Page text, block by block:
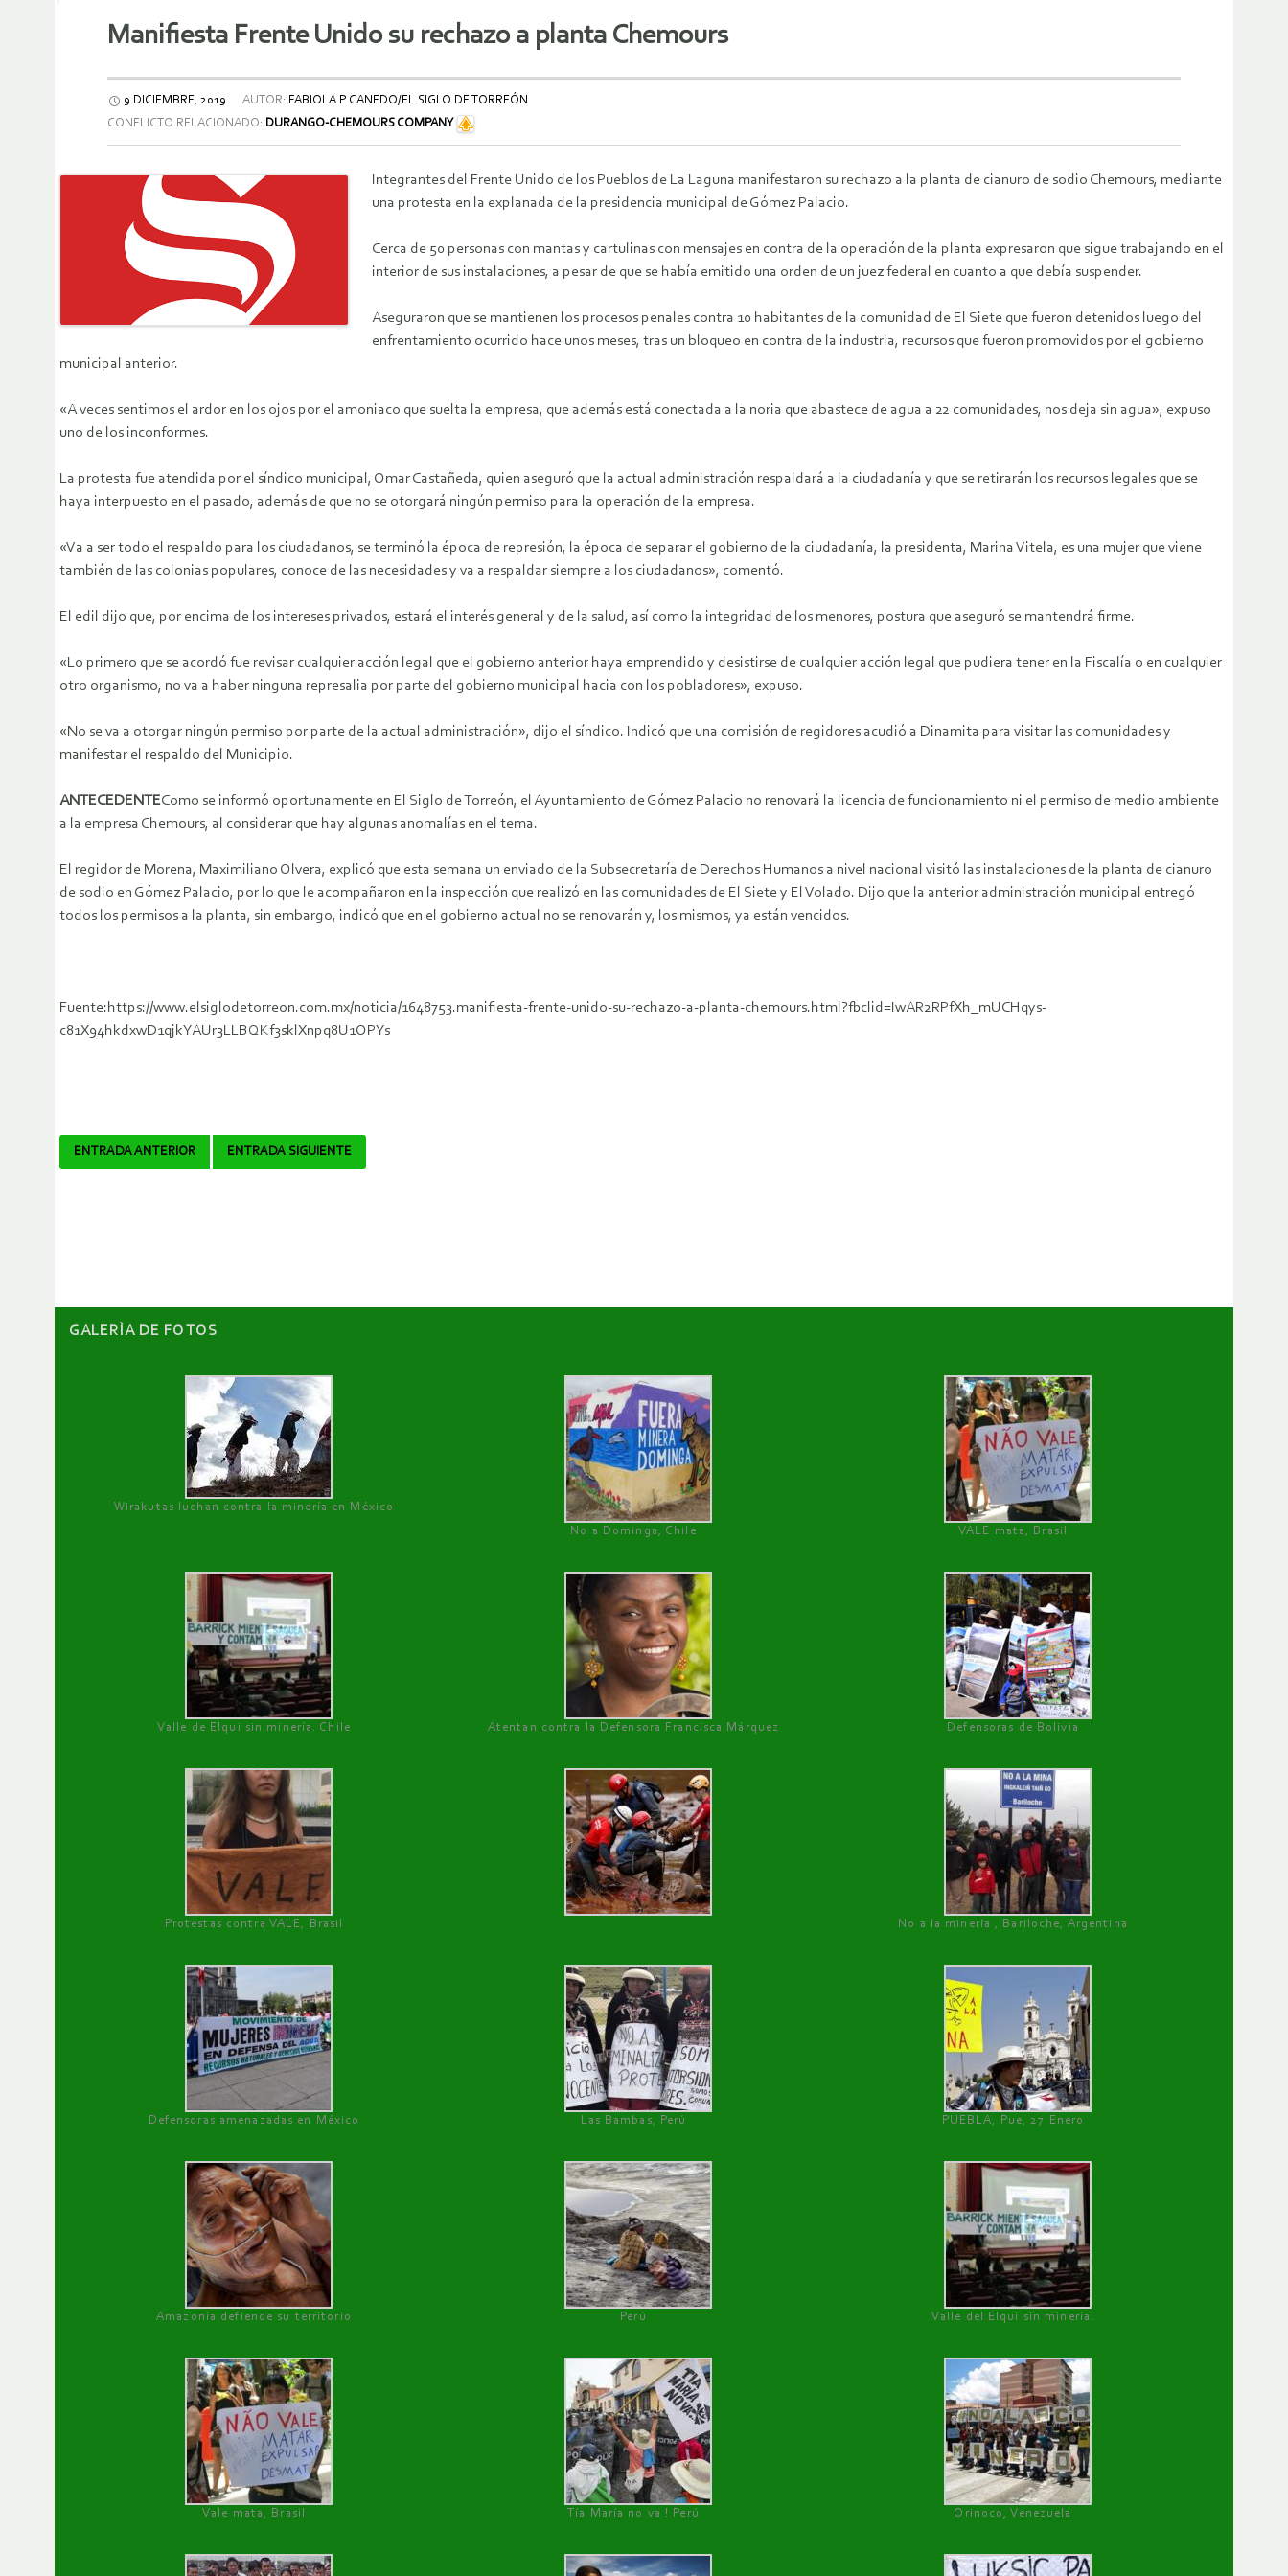
Manifiesta Frente Unido su rechazo a planta Chemours
9 DICIEMBRE, 2019 AUTOR: FABIOLA P. CANEDO/EL SIGLO DE TORREÓN
CONFLICTO RELACIONADO: DURANGO-CHEMOURS COMPANY
Integrantes del Frente Unido de los Pueblos de La Laguna manifestaron su rechazo a la planta de cianuro de sodio Chemours, mediante
una protesta en la explanada de la presidencia municipal de Gómez Palacio.
Cerca de 50 personas con mantas y cartulinas con mensajes en contra de la operación de la planta expresaron que sigue trabajando en el
interior de sus instalaciones, a pesar de que se había emitido una orden de un juez federal en cuanto a que debía suspender.
Aseguraron que se mantienen los procesos penales contra 10 habitantes de la comunidad de El Siete que fueron detenidos luego del
enfrentamiento ocurrido hace unos meses, tras un bloqueo en contra de la industria, recursos que fueron promovidos por el gobierno
municipal anterior.
«A veces sentimos el ardor en los ojos por el amoniaco que suelta la empresa, que además está conectada a la noria que abastece de agua a 22 comunidades, nos deja sin agua», expuso
uno de los inconformes.
La protesta fue atendida por el síndico municipal, Omar Castañeda, quien aseguró que la actual administración respaldará a la ciudadanía y que se retirarán los recursos legales que se
haya interpuesto en el pasado, además de que no se otorgará ningún permiso para la operación de la empresa.
«Va a ser todo el respaldo para los ciudadanos, se terminó la época de represión, la época de separar el gobierno de la ciudadanía, la presidenta, Marina Vitela, es una mujer que viene
también de las colonias populares, conoce de las necesidades y va a respaldar siempre a los ciudadanos», comentó.
El edil dijo que, por encima de los intereses privados, estará el interés general y de la salud, así como la integridad de los menores, postura que aseguró se mantendrá firme.
«Lo primero que se acordó fue revisar cualquier acción legal que el gobierno anterior haya emprendido y desistirse de cualquier acción legal que pudiera tener en la Fiscalía o en cualquier
otro organismo, no va a haber ninguna represalia por parte del gobierno municipal hacia con los pobladores», expuso.
«No se va a otorgar ningún permiso por parte de la actual administración», dijo el síndico. Indicó que una comisión de regidores acudió a Dinamita para visitar las comunidades y
manifestar el respaldo del Municipio.
ANTECEDENTEComo se informó oportunamente en El Siglo de Torreón, el Ayuntamiento de Gómez Palacio no renovará la licencia de funcionamiento ni el permiso de medio ambiente
a la empresa Chemours, al considerar que hay algunas anomalías en el tema.
El regidor de Morena, Maximiliano Olvera, explicó que esta semana un enviado de la Subsecretaría de Derechos Humanos a nivel nacional visitó las instalaciones de la planta de cianuro
de sodio en Gómez Palacio, por lo que le acompañaron en la inspección que realizó en las comunidades de El Siete y El Volado. Dijo que la anterior administración municipal entregó
todos los permisos a la planta, sin embargo, indicó que en el gobierno actual no se renovarán y, los mismos, ya están vencidos.
Fuente:https://www.elsiglodetorreon.com.mx/noticia/1648753.manifiesta-frente-unido-su-rechazo-a-planta-chemours.html?fbclid=IwAR2RPfXh_mUCHqys-
c81X94hkdxwD1qjkYAUr3LLBQKf3sklXnpq8U1OPYs
Navegador
ENTRADA ANTERIOR ENTRADA SIGUIENTE
GALERÌA DE FOTOS
Wirakutas luchan contra la minería en México
No a Dominga, Chile
VALE mata, Brasil
Valle de Elqui sin minería. Chile Atentan contra la Defensora Francisca Márquez Defensoras de Bolivia
Protestas contra VALE, Brasil No a la minería , Bariloche, Argentina
Defensoras amenazadas en México Las Bambas, Perú PUEBLA, Pue, 27 Enero
Amazonía defiende su territorio Perú Valle del Elqui sin minería.
Vale mata, Brasil Tía María no va ! Perú Orinoco, Venezuela